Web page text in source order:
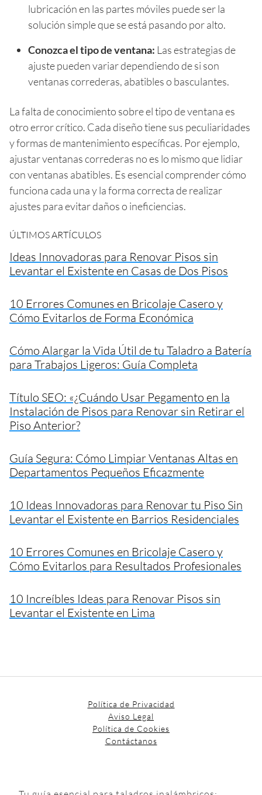
lubricación en las partes móviles puede ser la
solución simple que se está pasando por alto.
Conozca el tipo de ventana: Las estrategias de
ajuste pueden variar dependiendo de si son
ventanas correderas, abatibles o basculantes.
La falta de conocimiento sobre el tipo de ventana es
otro error crítico. Cada diseño tiene sus peculiaridades
y formas de mantenimiento específicas. Por ejemplo,
ajustar ventanas correderas no es lo mismo que lidiar
con ventanas abatibles. Es esencial comprender cómo
funciona cada una y la forma correcta de realizar
ajustes para evitar daños o ineficiencias.
ÚLTIMOS ARTÍCULOS
Ideas Innovadoras para Renovar Pisos sin
Levantar el Existente en Casas de Dos Pisos
10 Errores Comunes en Bricolaje Casero y
Cómo Evitarlos de Forma Económica
Cómo Alargar la Vida Útil de tu Taladro a Batería
para Trabajos Ligeros: Guía Completa
Título SEO: «¿Cuándo Usar Pegamento en la
Instalación de Pisos para Renovar sin Retirar el
Piso Anterior?
Guía Segura: Cómo Limpiar Ventanas Altas en
Departamentos Pequeños Eficazmente
10 Ideas Innovadoras para Renovar tu Piso Sin
Levantar el Existente en Barrios Residenciales
10 Errores Comunes en Bricolaje Casero y
Cómo Evitarlos para Resultados Profesionales
10 Increíbles Ideas para Renovar Pisos sin
Levantar el Existente en Lima
Política de Privacidad
Aviso Legal
Política de Cookies
Contáctanos